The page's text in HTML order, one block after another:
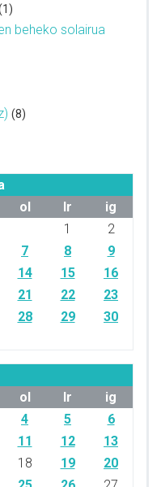
beheko solairua
(8)
ol lr
ig
1
2
7 8
9
14 15
16
21 22
23
28 29
30
ol lr
ig
4 5
6
11 12
13
18 19
20